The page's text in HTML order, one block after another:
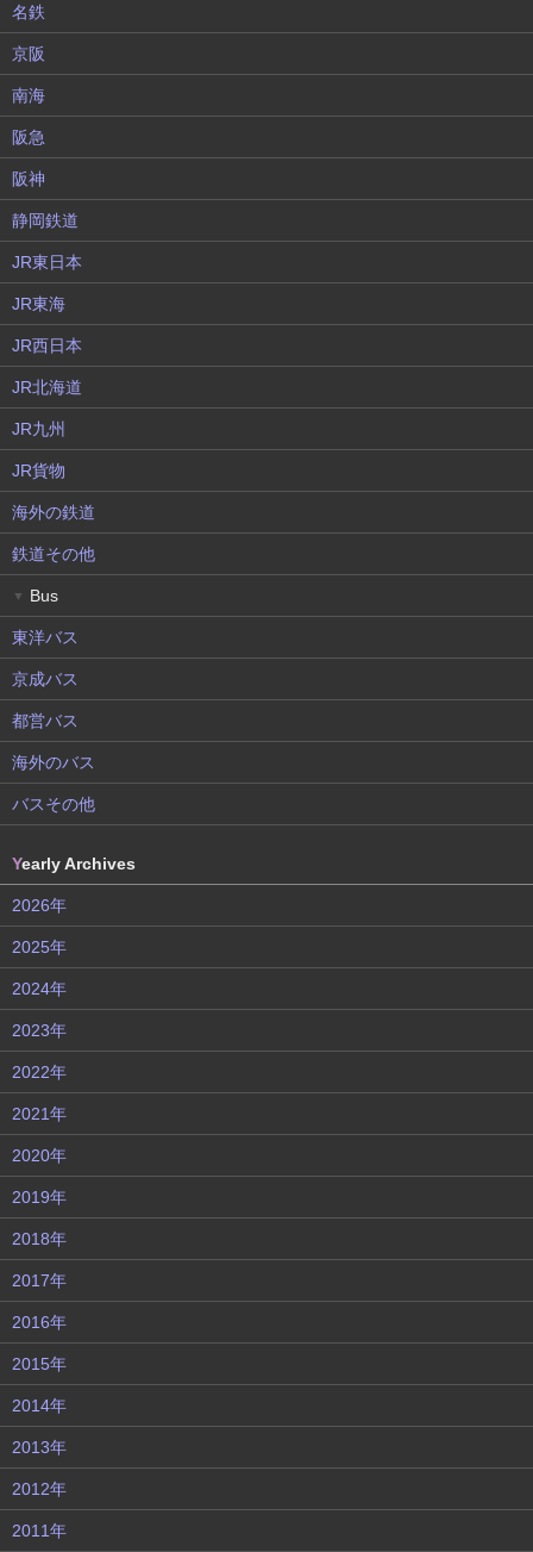
名鉄
京阪
南海
阪急
阪神
静岡鉄道
JR東日本
JR東海
JR西日本
JR北海道
JR九州
JR貨物
海外の鉄道
鉄道その他
▼ Bus
東洋バス
京成バス
都営バス
海外のバス
バスその他
Yearly Archives
2026年
2025年
2024年
2023年
2022年
2021年
2020年
2019年
2018年
2017年
2016年
2015年
2014年
2013年
2012年
2011年